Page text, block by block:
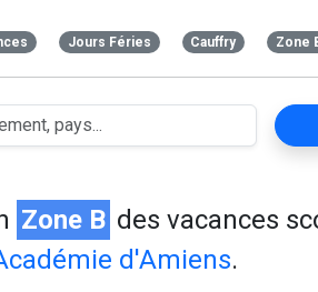
Jours Féries Cauffry Zone
Zone B des vacances
d'Amiens.